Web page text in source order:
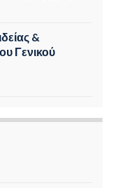
&
Γενικού